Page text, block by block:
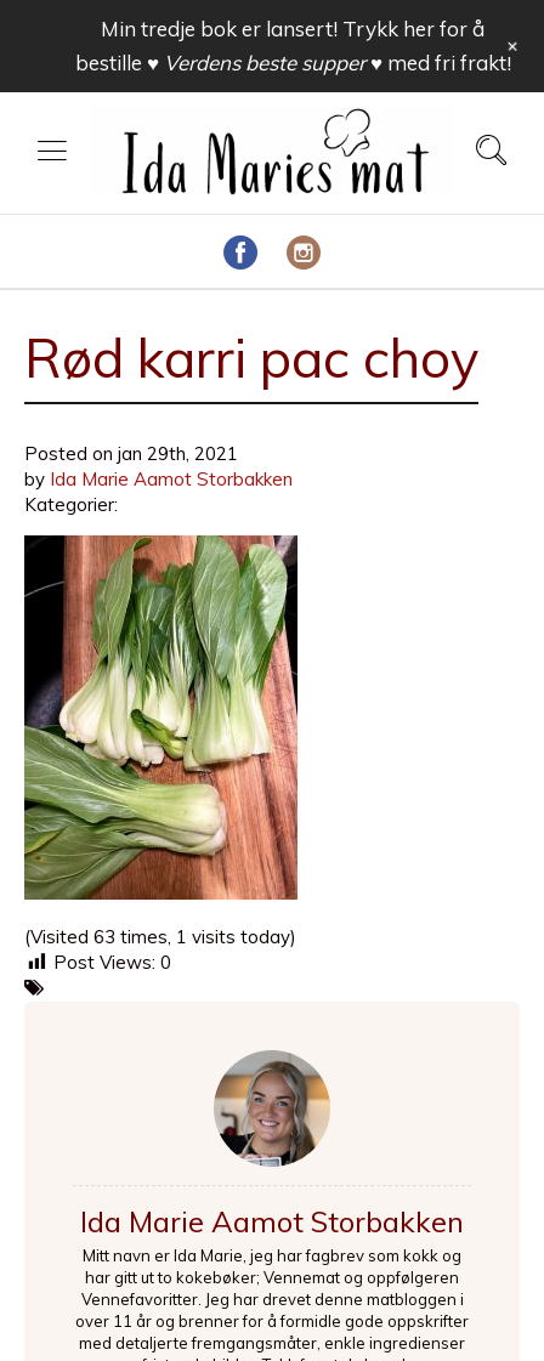
Rød karri pac choy
Posted on jan 29th, 2021
by Ida Marie Aamot Storbakken
Kategorier:
(Visited 63 times, 1 visits today)
Post Views: 0
Ida Marie Aamot Storbakken
Mitt navn er Ida Marie, jeg har fagbrev som kokk og
har gitt ut to kokebøker; Vennemat og oppfølgeren
Vennefavoritter. Jeg har drevet denne matbloggen i
over 11 år og brenner for å formidle gode oppskrifter
med detaljerte fremgangsmåter, enkle ingredienser
Min tredje bok er lansert! Trykk her for å
bestille ♥ Verdens beste supper ♥med fri frakt!
+